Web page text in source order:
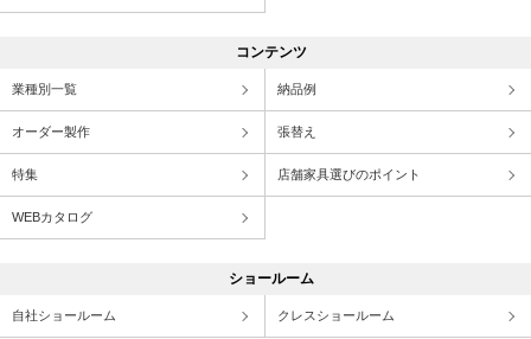
コンテンツ
業種別一覧 納品例
オーダー製作 張替え
特集 店舗家具選びのポイント
WEBカタログ
ショールーム
自社ショールーム クレスショールーム